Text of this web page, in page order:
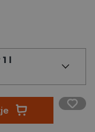
l